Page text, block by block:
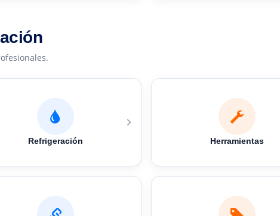
Refrigeración Herramientas